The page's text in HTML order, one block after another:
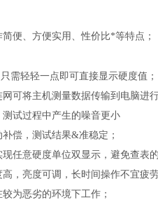
便、方便实用、性价比*等特点；
需轻轻一点即可直接显示硬度值；
可将主机测量数据传输到电脑进
试过程中产生的噪音更小
偿，测试结果&准稳定；
任意硬度单位双显示，避免查表的
高，亮度可调，长时间操作不宜疲劳
为恶劣的环境下工作；